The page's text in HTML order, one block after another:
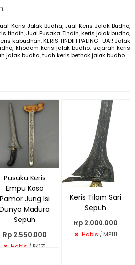
Keris Jalak Budha, Jual Keris Jalak Budho,
tindih,Jual Pusaka Tindih,keris jalak budho,
kabudhan,KERIS TINDIH PALING TUA!! Jalak
, khodam keris jalak budho, sejarah keris
jalak budha,tuah keris bethok jalak budho
Pusaka Keris
Empu Koso
Pamor Jung Isi
Dunyo Madura
Sepuh
Rp 2.550.000
Habis / PK171
Keris Tilam Sari
Sepuh
Rp 2.000.000
Habis / MP111